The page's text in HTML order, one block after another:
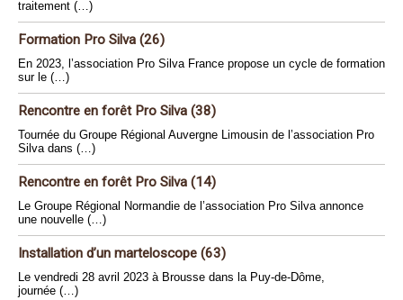
traitement (…)
Formation Pro Silva (26)
En 2023, l’association Pro Silva France propose un cycle de formation
sur le (…)
Rencontre en forêt Pro Silva (38)
Tournée du Groupe Régional Auvergne Limousin de l’association Pro
Silva dans (…)
Rencontre en forêt Pro Silva (14)
Le Groupe Régional Normandie de l’association Pro Silva annonce
une nouvelle (…)
Installation d’un marteloscope (63)
Le vendredi 28 avril 2023 à Brousse dans la Puy-de-Dôme,
journée (…)